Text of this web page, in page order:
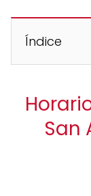
Índice
San